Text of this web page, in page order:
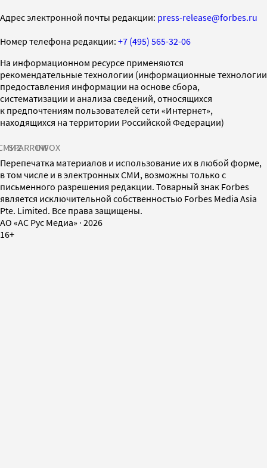
Адрес электронной почты редакции: press-release@forbes.ru
Номер телефона редакции: +7 (495) 565-32-06
На информационном ресурсе применяются
рекомендательные технологии (информационные технологии
предоставления информации на основе сбора,
систематизации и анализа сведений, относящихся
к предпочтениям пользователей сети «Интернет»,
находящихся на территории Российской Федерации)
SPARROWINFOX
Перепечатка материалов и использование их в любой форме,
в том числе и в электронных СМИ, возможны только с
письменного разрешения редакции. Товарный знак Forbes
является исключительной собственностью Forbes Media Asia
Pte. Limited. Все права защищены.
AO «АС Рус Медиа» · 2026
16+